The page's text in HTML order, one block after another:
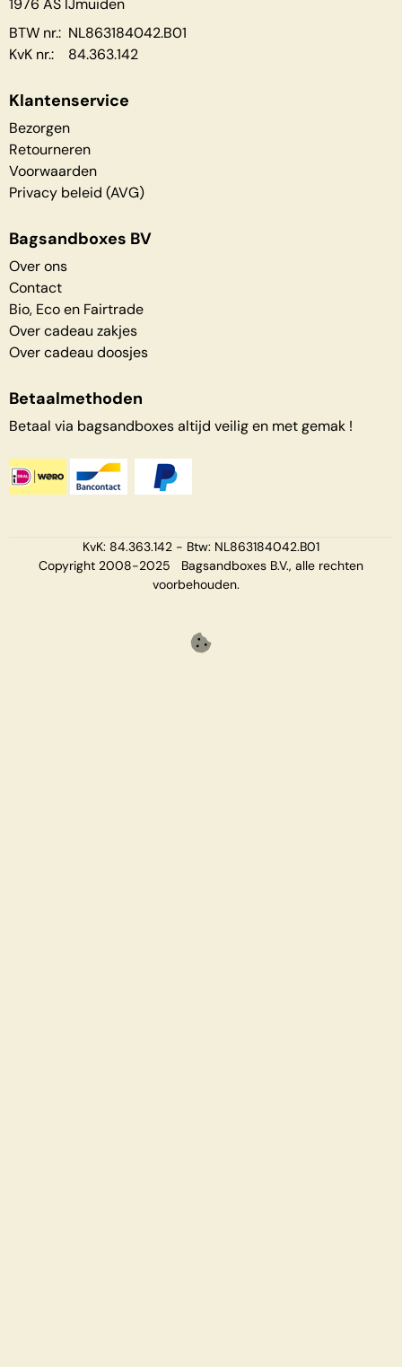
1976 AS IJmuiden
BTW nr.: NL863184042.B01
KvK nr.: 84.363.142
Klantenservice
Bezorgen
Retourneren
Voorwaarden
Privacy beleid (AVG)
Bagsandboxes BV
Over ons
Contact
Bio, Eco en Fairtrade
Over cadeau zakjes
Over cadeau doosjes
Betaalmethoden
Betaal via bagsandboxes altijd veilig en met gemak !
KvK: 84.363.142 - Btw: NL863184042.B01
Copyright 2008-2025 Bagsandboxes B.V., alle rechten
voorbehouden.